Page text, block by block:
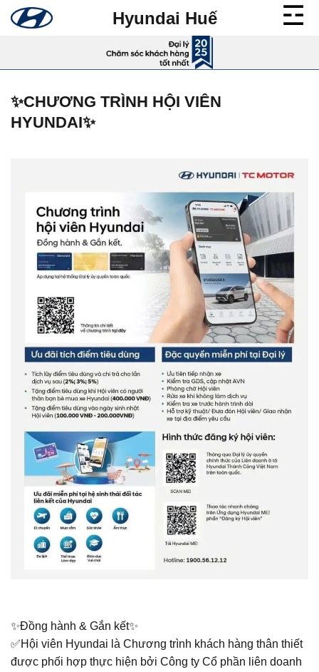
qua
Hyundai Huế
✨CHƯƠNG TRÌNH HỘI VIÊN
HYUNDAI✨
✨Đồng hành & Gắn kết✨
✅Hội viên Hyundai là Chương trình khách hàng thân thiết
được phối hợp thực hiện bởi Công ty Cổ phần liên doanh